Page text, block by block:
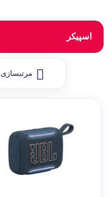
اسپیکر
مرتبسازی